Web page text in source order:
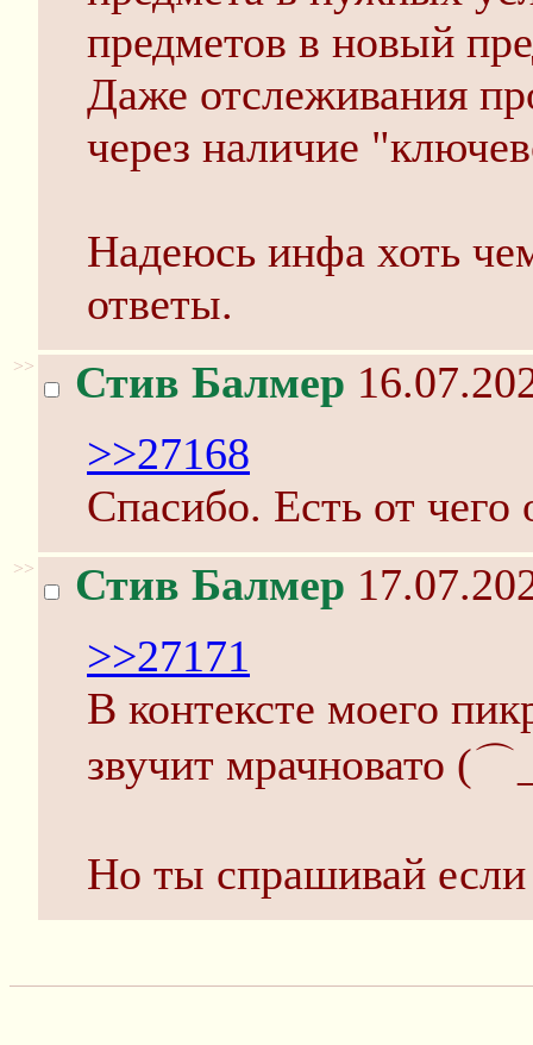
предметов в новый
Даже отслеживания
через наличие
Надеюсь инфа хоть
ответы.
>> Стив Балмер
>>27168
Спасибо. Есть от чего
>> Стив Балмер
>>27171
В контексте моего
звучит мрачновато
Но ты спрашивай если